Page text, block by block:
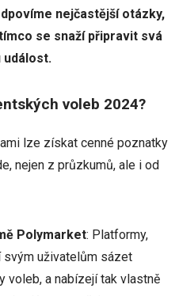
nejčastější otázky,
se snaží připravit svá
voleb 2024?
lze získat cenné poznatky
nejen z průzkumů, ale i od
Polymarket: Platformy,
svým uživatelům sázet
voleb, a nabízejí tak vlastně